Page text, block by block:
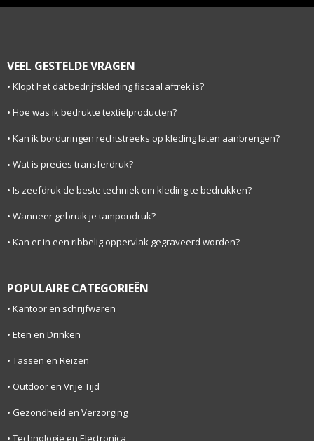
VEEL GESTELDE VRAGEN
Klopt het dat bedrijfskleding fiscaal aftrek is?
Hoe was ik bedrukte textielproducten?
Kan ik borduringen rechtstreeks op kleding laten aanbrengen?
Wat is precies transferdruk?
Is zeefdruk de beste techniek om kleding te bedrukken?
Wanneer gebruik je tampondruk?
Kan er in een ribbelig oppervlak gegraveerd worden?
POPULAIRE CATEGORIEËN
Kantoor en schrijfwaren
Eten en Drinken
Tassen en Reizen
Outdoor en Vrije Tijd
Gezondheid en Verzorging
Technologie en Electronica